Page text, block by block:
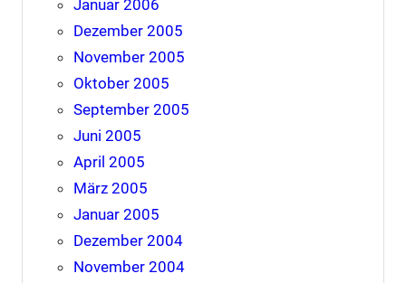
Januar 2006
Dezember 2005
November 2005
Oktober 2005
September 2005
Juni 2005
April 2005
März 2005
Januar 2005
Dezember 2004
November 2004